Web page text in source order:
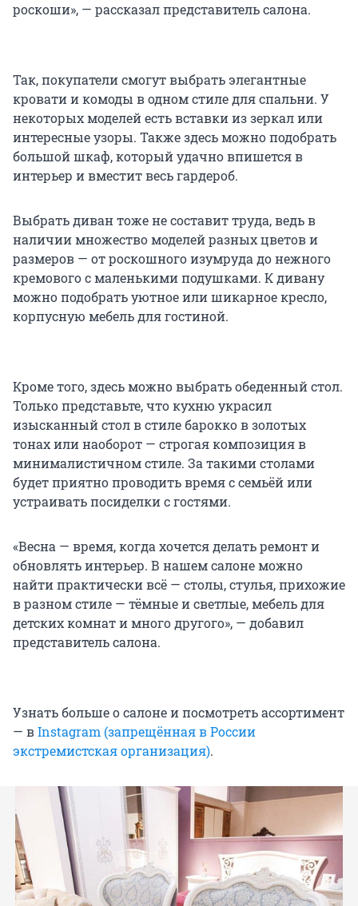
роскоши», — рассказал представитель салона.
Так, покупатели смогут выбрать элегантные
кровати и комоды в одном стиле для спальни. У
некоторых моделей есть вставки из зеркал или
интересные узоры. Также здесь можно подобрать
большой шкаф, который удачно впишется в
интерьер и вместит весь гардероб.
Выбрать диван тоже не составит труда, ведь в
наличии множество моделей разных цветов и
размеров — от роскошного изумруда до нежного
кремового с маленькими подушками. К дивану
можно подобрать уютное или шикарное кресло,
корпусную мебель для гостиной.
Кроме того, здесь можно выбрать обеденный стол.
Только представьте, что кухню украсил
изысканный стол в стиле барокко в золотых
тонах или наоборот — строгая композиция в
минималистичном стиле. За такими столами
будет приятно проводить время с семьёй или
устраивать посиделки с гостями.
«Весна — время, когда хочется делать ремонт и
обновлять интерьер. В нашем салоне можно
найти практически всё — столы, стулья, прихожие
в разном стиле — тёмные и светлые, мебель для
детских комнат и много другого», — добавил
представитель салона.
Узнать больше о салоне и посмотреть ассортимент
— вInstagram (запрещённая в России
экстремистская организация).